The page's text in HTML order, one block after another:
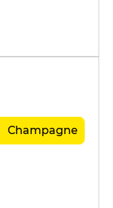
Champagne